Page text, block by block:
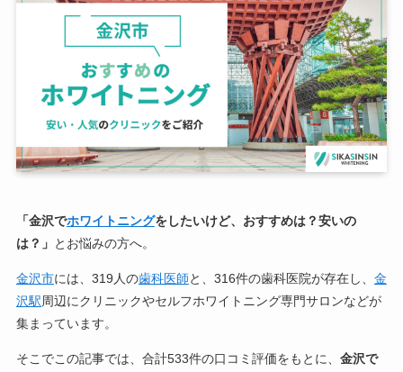
「金沢でホワイトニングをしたいけど、おすすめは？安いの
は？」 とお悩みの方へ。
金沢市には、319人の歯科医師と、316件の歯科医院が存在し、 金
沢駅周辺にクリニックやセルフホワイトニング専門サロンなどが
集まっています。
そこでこの記事では、合計533件の口コミ評価をもとに、 金沢で